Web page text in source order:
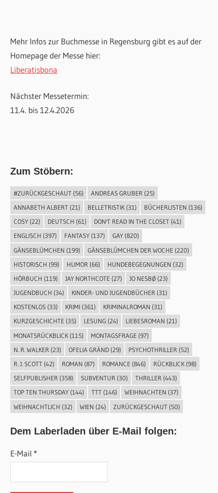
Mehr Infos zur Buchmesse in Regensburg gibt es auf der
Homepage der Messe hier:
Liberatisbona
Nächster Messetermin:
11.4. bis 12.4.2026
Zum Stöbern:
#ZURÜCKGESCHAUT(56) ANDREAS GRUBER (25)
ANNABETH ALBERT(21) BELLETRISTIK(31) BÜCHERLISTEN (136)
COSY(22) DEUTSCH (61) DON'T READ IN THE CLOSET(41)
ENGLISCH (397) FANTASY(137) GAY(820)
GÄNSEBLÜMCHEN (199) GÄNSEBLÜMCHEN DER WOCHE (220)
HISTORISCH (99) HUMOR (66) HUNDEBEGEGNUNGEN (32)
HÖRBUCH (119) JAY NORTHCOTE (27) JO NESBØ(23)
JUGENDBUCH (34) KINDER- UND JUGENDBÜCHER (31)
KOSTENLOS(33) KRIMI(361) KRIMINALROMAN (31)
KURZGESCHICHTE (35) LESUNG(24) LIEBESROMAN (21)
MONATSRÜCKBLICK(115) MONTAGSFRAGE (97)
N. R. WALKER (23) OFELIA GRÄND(29) PSYCHOTHRILLER (52)
R. J. SCOTT(42) ROMAN (87) ROMANCE (846) RÜCKBLICK(98)
SELFPUBLISHER (358) SUBVENTUR (30) THRILLER (443)
TOP TEN THURSDAY(144) TTT(146) WEIHNACHTEN (37)
WEIHNACHTLICH (32) WIEN (24) ZURÜCKGESCHAUT(50)
Dem Laberladen über E-Mail folgen:
E-Mail *